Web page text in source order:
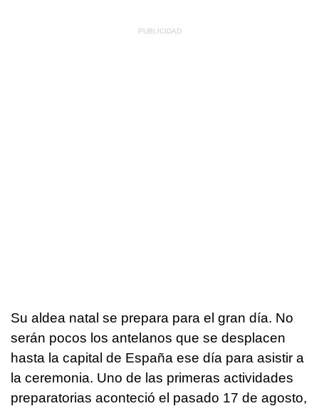
Su aldea natal se prepara para el gran día. No
serán pocos los antelanos que se desplacen
hasta la capital de España ese día para asistir a
la ceremonia. Uno de las primeras actividades
preparatorias aconteció el pasado 17 de agosto,